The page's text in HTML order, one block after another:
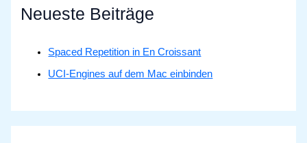
Neueste Beiträge
Spaced Repetition in En Croissant
UCI-Engines auf dem Mac einbinden